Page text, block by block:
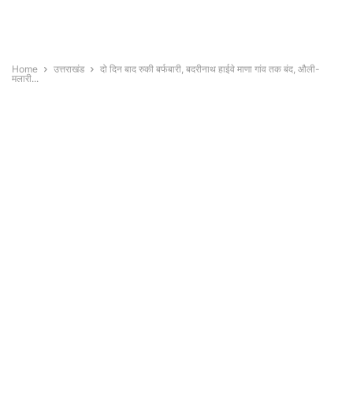
Home उत्तराखंड
दो दिन बाद रुकी बर्फबारी, बदरीनाथ हाईवे माणा गांव तक बंद, औली-
मलारी...